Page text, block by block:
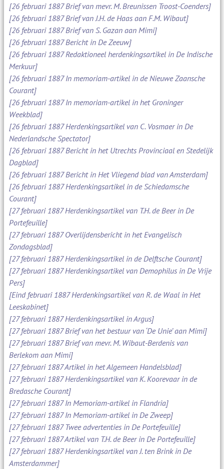
[26 februari 1887 Brief van mevr. M. Breunissen Troost-Coenders]
[26 februari 1887 Brief van J.H. de Haas aan F.M. Wibaut]
[26 februari 1887 Brief van S. Gazan aan Mimi]
[26 februari 1887 Bericht in De Zeeuw]
[26 februari 1887 Redaktioneel herdenkingsartikel in De Indische
Merkuur]
[26 februari 1887 In memoriam-artikel in de Nieuwe Zaansche
Courant]
[26 februari 1887 In memoriam-artikel in het Groninger
Weekblad]
[26 februari 1887 Herdenkingsartikel van C. Vosmaer in De
Nederlandsche Spectator]
[26 februari 1887 Bericht in het Utrechts Provinciaal en Stedelijk
Dagblad]
[26 februari 1887 Bericht in Het Vliegend blad van Amsterdam]
[26 februari 1887 Herdenkingsartikel in de Schiedamsche
Courant]
[27 februari 1887 Herdenkingsartikel van T.H. de Beer in De
Portefeuille]
[27 februari 1887 Overlijdensbericht in het Evangelisch
Zondagsblad]
[27 februari 1887 Herdenkingsartikel in de Delftsche Courant]
[27 februari 1887 Herdenkingsartikel van Demophilus in De Vrije
Pers]
[Eind februari 1887 Herdenkingsartikel van R. de Waal in Het
Leeskabinet]
[27 februari 1887 Herdenkingsartikel in Argus]
[27 februari 1887 Brief van het bestuur van ‘De Unie’ aan Mimi]
[27 februari 1887 Brief van mevr. M. Wibaut-Berdenis van
Berlekom aan Mimi]
[27 februari 1887 Artikel in het Algemeen Handelsblad]
[27 februari 1887 Herdenkingsartikel van K. Koorevaar in de
Bredasche Courant]
[27 februari 1887 In Memoriam-artikel in Flandria]
[27 februari 1887 In Memoriam-artikel in De Zweep]
[27 februari 1887 Twee advertenties in De Portefeuille]
[27 februari 1887 Artikel van T.H. de Beer in De Portefeuille]
[27 februari 1887 Herdenkingsartikel van J. ten Brink in De
Amsterdammer]